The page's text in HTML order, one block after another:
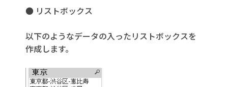
● リストボックス
以下のようなデータの入ったリストボックスを
作成します。